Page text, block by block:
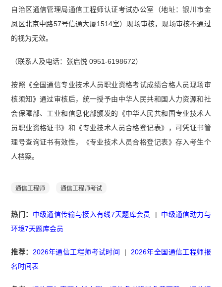
自治区通信管理局通信工程师认证考试办公室（地址：银川市金
凤区北京中路57号信通大厦1514室）现场审核，现场审核不通过
的视为无效。
（联系人及电话：张启悦 0951-6198672）
按照《全国通信专业技术人员职业资格考试成绩合格人员现场审
核须知》通过审核后，统一授予由中华人民共和国人力资源和社
会保障部、工业和信息化部颁发的《中华人民共和国专业技术人
员职业资格证书》和《专业技术人员合格登记表》，可凭证书管
理号查询证书有效性，《专业技术人员合格登记表》存入考生个
人档案。
通信工程师 通信工程师考试
热门： 中级通信传输与接入有线7天题库会员 | 中级通信动力与
环境7天题库会员
推荐： 2026年通信工程师考试时间 | 2026年全国通信工程师报
名时间表